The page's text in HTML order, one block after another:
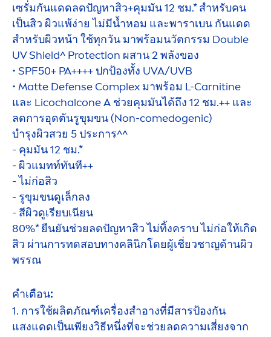
เซรั่มกันแดดลดปัญหาสิว+คุมมัน 12 ชม.* สำหรับคน
เป็นสิว ผิวแพ้ง่าย ไม่มีนํ้าหอม และพาราเบน กันแดด
สำหรับผิวหน้า ใช้ทุกวัน มาพร้อมนวัตกรรม Double
UV Shield^ Protection ผสาน 2 พลังของ
• SPF50+ PA++++ ปกป้องทั้ง UVA/UVB
• Matte Defense Complex มาพร้อม L-Carnitine
และ Licochalcone A ช่วยคุมมันได้ถึง 12 ชม.++ และ
ลดการอุดตันรูขุมขน (Non-comedogenic)
บำรุงผิวสวย 5 ประการ^^
- คุมมัน 12 ชม.*
- ผิวแมทท์ทันที++
- ไม่ก่อสิว
- รูขุมขนดูเล็กลง
- สีผิวดูเรียบเนียน
80%* ยืนยันช่วยลดปัญหาสิว ไม่ทิ้งคราบ ไม่ก่อให้เกิด
สิว ผ่านการทดสอบทางคลินิกโดยผู้เชี่ยวชาญด้านผิว
พรรณ
คำเตือน:
1. การใช้ผลิตภัณฑ์เครื่องสำอางที่มีสารป้องกัน
แสงแดดเป็นเพียงวิธีหนึ่งที่จะช่วยลดความเสี่ยงจาก